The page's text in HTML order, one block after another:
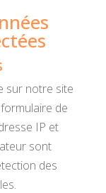
sur notre site
de
IP et
sont
des